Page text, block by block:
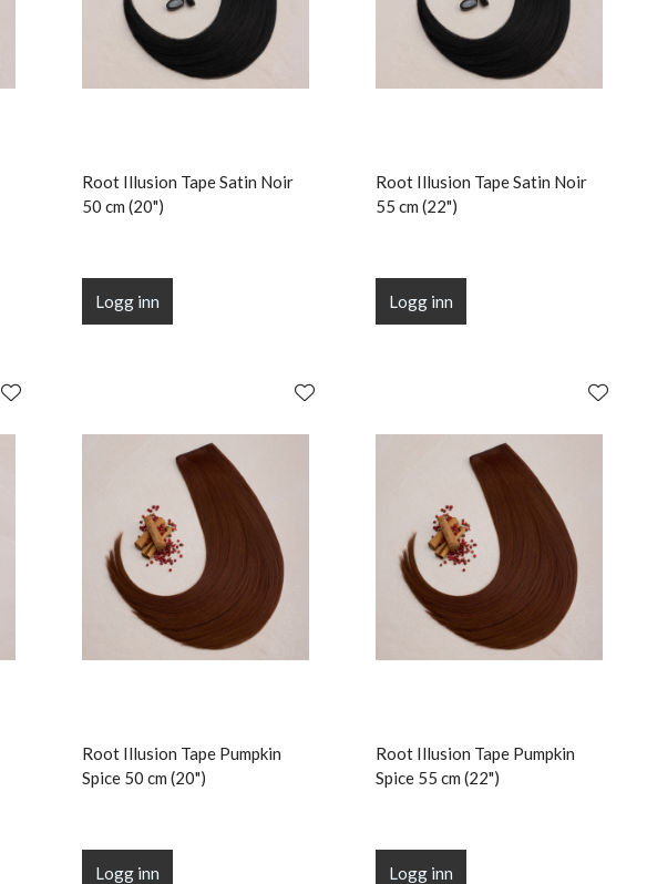
Root Illusion Tape Satin Noir
50 cm (20")
Logg inn
Root Illusion Tape Satin Noir
55 cm (22")
Logg inn
Root Illusion Tape Pumpkin
Spice 50 cm (20")
Logg inn
Root Illusion Tape Pumpkin
Spice 55 cm (22")
Logg inn